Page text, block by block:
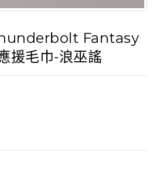
Fantasy
援毛巾-浪巫謠